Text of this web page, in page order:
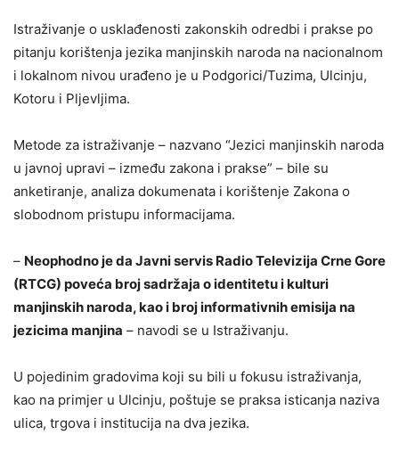
Istraživanje o usklađenosti zakonskih odredbi i prakse po
pitanju korištenja jezika manjinskih naroda na nacionalnom
i lokalnom nivou urađeno je u Podgorici/Tuzima, Ulcinju,
Kotoru i Pljevljima.
Metode za istraživanje – nazvano “Jezici manjinskih naroda
u javnoj upravi – između zakona i prakse” – bile su
anketiranje, analiza dokumenata i korištenje Zakona o
slobodnom pristupu informacijama.
– Neophodno je da Javni servis Radio Televizija Crne Gore
(RTCG) poveća broj sadržaja o identitetu i kulturi
manjinskih naroda, kao i broj informativnih emisija na
jezicima manjina – navodi se u Istraživanju.
U pojedinim gradovima koji su bili u fokusu istraživanja,
kao na primjer u Ulcinju, poštuje se praksa isticanja naziva
ulica, trgova i institucija na dva jezika.